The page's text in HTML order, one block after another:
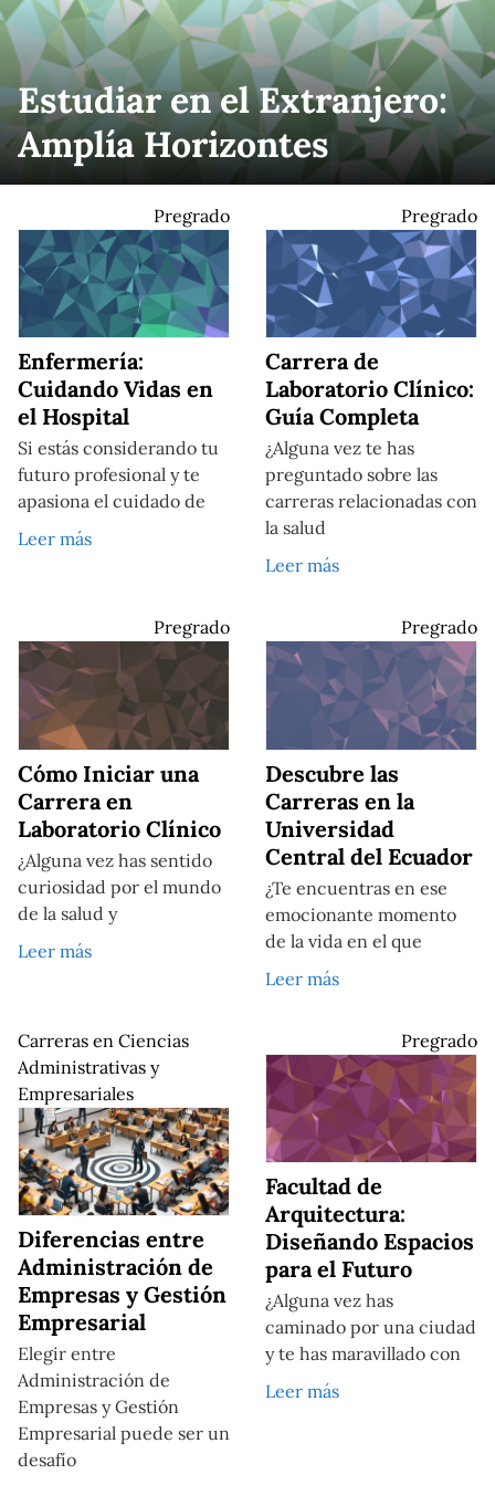
Estudiar en el Extranjero:
Amplía Horizontes
Pregrado
Enfermería:
Cuidando Vidas en
el Hospital
Si estás considerando tu
futuro profesional y te
apasiona el cuidado de
Leer más
Pregrado
Carrera de
Laboratorio Clínico:
Guía Completa
¿Alguna vez te has
preguntado sobre las
carreras relacionadas con
la salud
Leer más
Pregrado
Cómo Iniciar una
Carrera en
Laboratorio Clínico
¿Alguna vez has sentido
curiosidad por el mundo
de la salud y
Leer más
Pregrado
Descubre las
Carreras en la
Universidad
Central del Ecuador
¿Te encuentras en ese
emocionante momento
de la vida en el que
Leer más
Carreras en Ciencias
Administrativas y
Empresariales
Diferencias entre
Administración de
Empresas y Gestión
Empresarial
Elegir entre
Administración de
Empresas y Gestión
Empresarial puede ser un
desafío
Pregrado
Facultad de
Arquitectura:
Diseñando Espacios
para el Futuro
¿Alguna vez has
caminado por una ciudad
y te has maravillado con
Leer más